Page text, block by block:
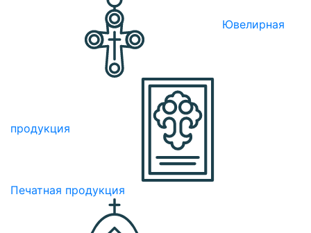
Ювелирная
продукция
Печатная продукция